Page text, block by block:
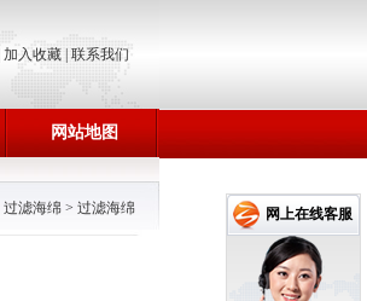
加入收藏 联系我们
网站地图
过滤海绵 > 过滤海绵 网上在线客服